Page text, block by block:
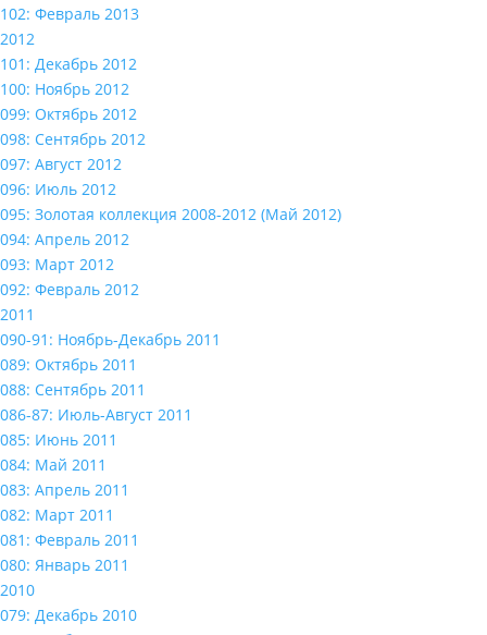
102: Февраль 2013
2012
101: Декабрь 2012
100: Ноябрь 2012
099: Октябрь 2012
098: Сентябрь 2012
097: Август 2012
096: Июль 2012
095: Золотая коллекция 2008-2012 (Май 2012)
094: Апрель 2012
093: Март 2012
092: Февраль 2012
2011
090-91: Ноябрь-Декабрь 2011
089: Октябрь 2011
088: Сентябрь 2011
086-87: Июль-Август 2011
085: Июнь 2011
084: Май 2011
083: Апрель 2011
082: Март 2011
081: Февраль 2011
080: Январь 2011
2010
079: Декабрь 2010